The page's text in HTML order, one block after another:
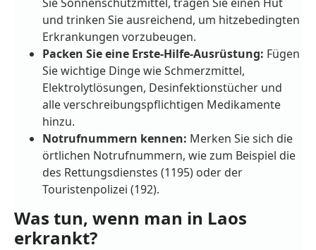
und trinken Sie ausreichend, um hitzebedingten
Erkrankungen vorzubeugen.
Packen Sie eine Erste-Hilfe-Ausrüstung: Fügen
Sie wichtige Dinge wie Schmerzmittel,
Elektrolytlösungen, Desinfektionstücher und
alle verschreibungspflichtigen Medikamente
hinzu.
Notrufnummern kennen: Merken Sie sich die
örtlichen Notrufnummern, wie zum Beispiel die
des Rettungsdienstes (1195) oder der
Touristenpolizei (192).
Was tun, wenn man in Laos
erkrankt?